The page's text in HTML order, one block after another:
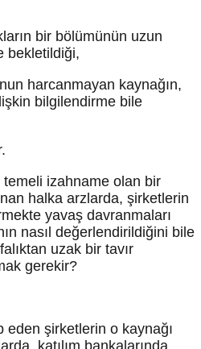
bir bölümünün uzun
bekletildiği,
harcanmayan kaynağın,
bilgilendirme bile
izahname olan bir
halka arzlarda, şirketlerin
yavaş davranmaları
nasıl değerlendirildiğini bile
uzak bir tavır
gerekir?
eden şirketlerin o kaynağı
katılım bankalarında